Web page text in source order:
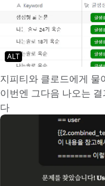
ALT
지피티와 클로드에게 물
이번엔 그다음 나오는
다